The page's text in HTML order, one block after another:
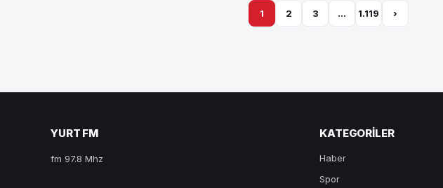
1 2 3 … 1.119 ›
YURT FM
fm 97.8 Mhz
KATEGORILER
Haber
Spor